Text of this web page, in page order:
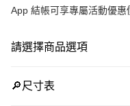
App 結帳可享專屬活動優惠
請選擇商品選項
🔎尺寸表